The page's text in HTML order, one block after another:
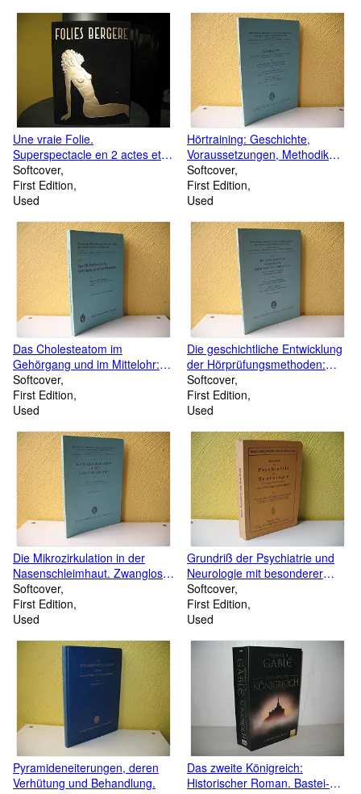
Une vraie Folie.
Superspectacle en 2 actes et
40 tableaux de Michel
Gyarmathy;
Softcover
First Edition
Used
Hörtraining: Geschichte,
Voraussetzungen, Methodik
und Aussichten bei Kindern
und Erwachsenen. Mit e.
Geleitw. von J. Berendes;
dem Gebiet der Hals- Nasen-
Ohren-Heilkunde: H. 4;
Softcover
First Edition
Used
Das Cholesteatom im
Gehörgang und im Mittelohr:
Pathogenese, Diagnose,
Therapie. Zwanglose
Abhandlungen aus dem Gebiet
Heilkunde: H. 8;
Softcover
First Edition
Used
Die geschichtliche Entwicklung
der Hörprüfungsmethoden:
Kurze Darstellung und
Bibliographie von den
Anfängen bis zur Gegenwart.
dem Gebiet der Hals-Nasen-
Ohren-Heilkunde: H. 5;
Softcover
First Edition
Used
Die Mikrozirkulation in der
Nasenschleimhaut. Zwanglose
Abhandlungen aus dem
Gebiete der Hals- Nasen-
Ohren-Heilkunde: H. 7;
Softcover
First Edition
Used
Grundriß der Psychiatrie und
Neurologie mit besonderer
Berücksichtigung der
Untersuchungstechnik. Reihe:
Sammlung medizinischer
Softcover
First Edition
Used
Pyramideneiterungen, deren
Verhütung und Behandlung.
Das zweite Königreich:
Historischer Roman. Bastei-